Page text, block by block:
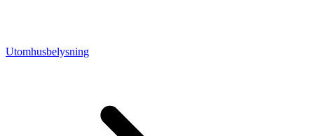
Utomhusbelysning